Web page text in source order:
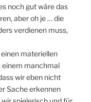
noch gut wäre das
aber oh je … die
verdienen muss,
materiellen
einem manchmal
wir eben nicht
Sache erkennen